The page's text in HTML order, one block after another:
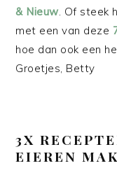
& Nieuw. Of steek
met een van deze
hoe dan ook een
Groetjes, Betty
3X
EIEREN